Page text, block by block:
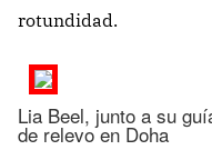
rotundidad.
Lia Beel, junto a su
de relevo en Doha